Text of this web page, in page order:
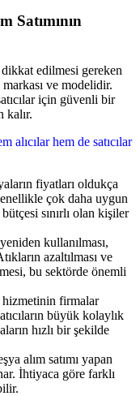
Satımının
dikkat edilmesi gereken
ve modelidir.
için güvenli bir
kalır.
alıcılar hem de satıcılar
fiyatları oldukça
çok daha uygun
sınırlı olan kişiler
kullanılması,
azaltılması ve
bu sektörde önemli
firmalar
büyük kolaylık
hızlı bir şekilde
alım satımı yapan
İhtiyaca göre farklı